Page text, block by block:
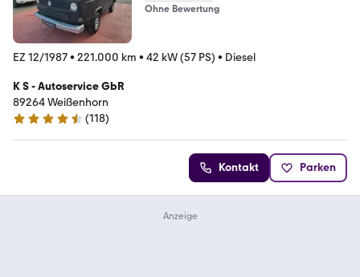
Ohne Bewertung
EZ 12/1987• 221.000 km • 42 kW (57 PS) • Diesel
K S - Autoservice GbR
89264 Weißenhorn
4.4 Sterne
(118)
Kontakt Parken